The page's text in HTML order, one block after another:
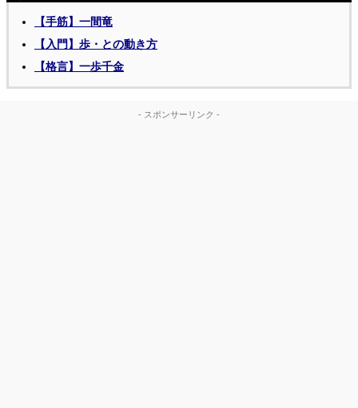
【手筋】一間竜
【入門】歩・との動き方
【格言】一歩千金
- スポンサーリンク -